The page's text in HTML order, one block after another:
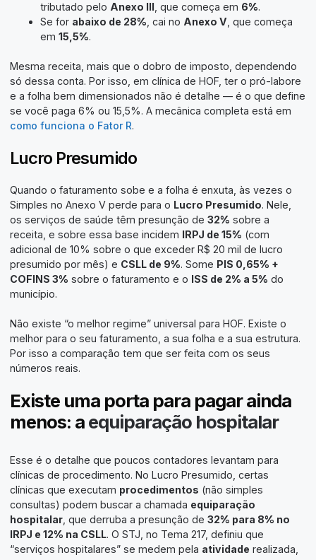
tributado pelo Anexo III, que começa em 6%.
Se for abaixo de 28% , cai no Anexo V , que começa
em 15,5%.
Mesma receita, mais que o dobro de imposto, dependendo
só dessa conta. Por isso, em clínica de HOF, ter o pró-labore
e a folha bem dimensionados não é detalhe — é o que define
se você paga 6% ou 15,5%. A mecânica completa está em
como funciona o Fator R.
Lucro Presumido
Quando o faturamento sobe e a folha é enxuta, às vezes o
Simples no Anexo V perde para o Lucro Presumido. Nele,
os serviços de saúde têm presunção de32% sobre a
receita, e sobre essa base incidem IRPJ de 15% (com
adicional de 10% sobre o que exceder R$ 20 mil de lucro
presumido por mês) e CSLL de 9%. Some PIS 0,65% +
COFINS 3% sobre o faturamento e o ISS de 2% a 5% do
município.
Não existe “o melhor regime” universal para HOF. Existe o
melhor para o seu faturamento, a sua folha e a sua estrutura.
Por isso a comparação tem que ser feita com os seus
números reais.
Existe uma porta para pagar ainda
menos: aequiparação hospitalar
Esse é o detalhe que poucos contadores levantam para
clínicas de procedimento. No Lucro Presumido, certas
clínicas que executam procedimentos (não simples
consultas) podem buscar a chamada equiparação
hospitalar , que derruba a presunção de32% para 8% no
IRPJ e 12% na CSLL. O STJ, no Tema 217, definiu que
“serviços hospitalares” se medem pela atividade realizada,